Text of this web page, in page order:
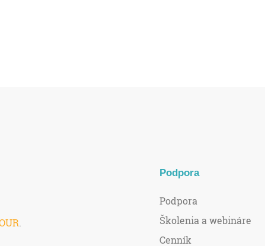
Podpora
Podpora
Školenia a webináre
Cenník